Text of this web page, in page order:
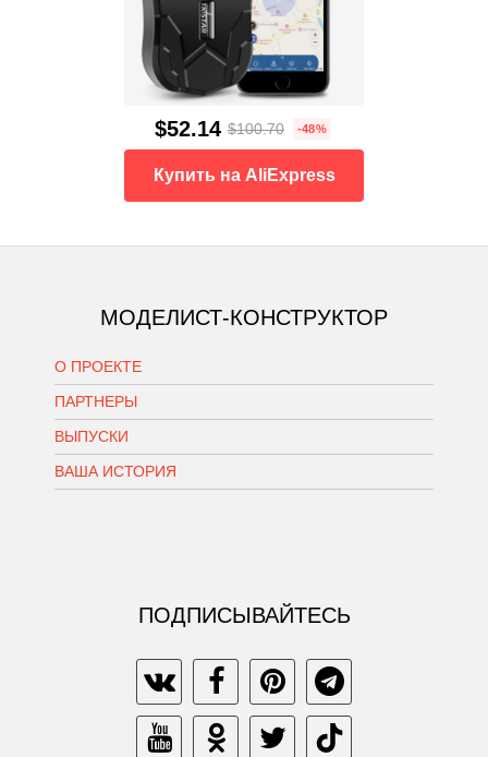
$52.14 $100.70 -48%
Купить на AliExpress
МОДЕЛИСТ-КОНСТРУКТОР
О ПРОЕКТЕ
ПАРТНЕРЫ
ВЫПУСКИ
ВАША ИСТОРИЯ
ПОДПИСЫВАЙТЕСЬ